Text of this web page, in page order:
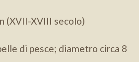
(XVII-XVIII secolo)
di pesce; diametro circa 8